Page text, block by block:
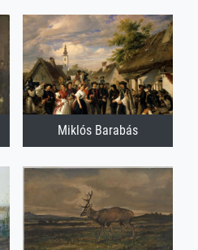
Miklós Barabás